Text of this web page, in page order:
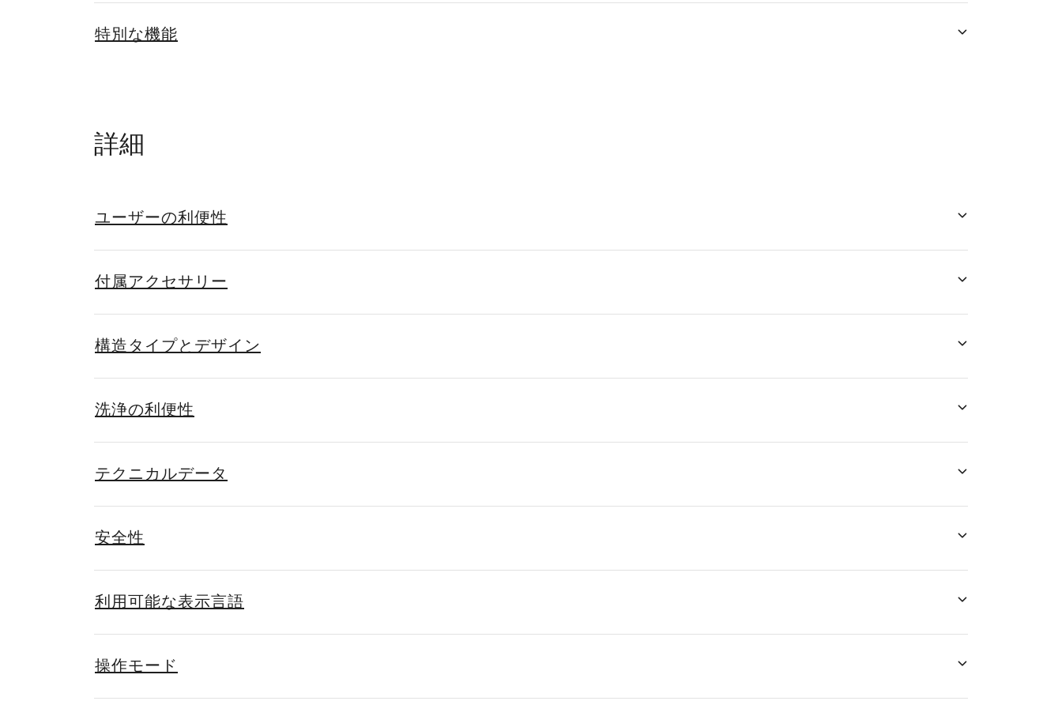
特別な機能
詳細
ユーザーの利便性
付属アクセサリー
構造タイプとデザイン
洗浄の利便性
テクニカルデータ
安全性
利用可能な表示言語
操作モード